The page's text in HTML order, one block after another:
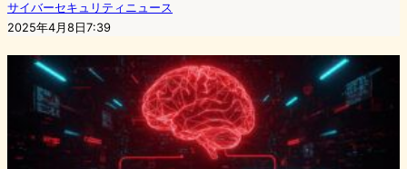
サイバーセキュリティニュース
2025年4月8日7:39